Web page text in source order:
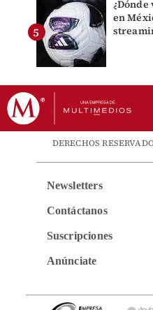
¿Dónde
en
DERECHOS
Newsletters
Contáctanos
Suscripciones
Anúnciate